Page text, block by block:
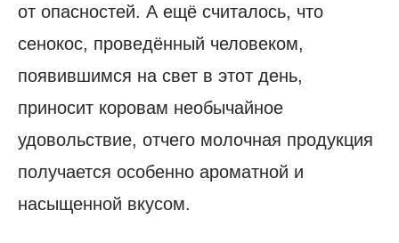
от опасностей. А ещё считалось, что
сенокос, проведённый человеком,
появившимся на свет в этот день,
приносит коровам необычайное
удовольствие, отчего молочная продукция
получается особенно ароматной и
насыщенной вкусом.